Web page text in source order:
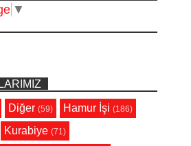
▼
Diğer (59) Hamur İşi (186)
Kurabiye (71)